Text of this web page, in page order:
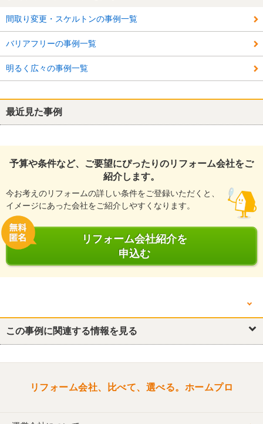
間取り変更・スケルトンの事例一覧
バリアフリーの事例一覧
明るく広々の事例一覧
最近見た事例
予算や条件など、ご要望にぴったりのリフォーム会社をご
紹介します。
今お考えのリフォームの詳しい条件をご登録いただくと、
イメージにあった会社をご紹介しやすくなります。
リフォーム会社紹介を
申込む
他の箇所を見る
リフォーム概要 キッチン・台所 トイレ
この事例に関連する情報を見る
リフォーム会社、比べて、選べる。ホームプロ